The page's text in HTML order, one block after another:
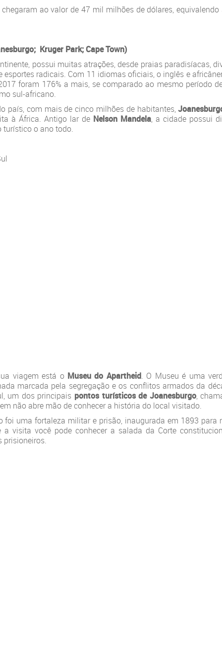
ao valor de 47 mil milhões de dólares, equivalendo
Kruger Park; Cape Town)
possui muitas atrações, desde praias paradisíacas,
radicais. Com 11 idiomas oficiais, o inglês e
foram 176% a mais, se comparado ao mesmo período
sul-africano.
país, com mais de cinco milhões de habitantes,
à África. Antigo lar de Nelson Mandela, a cidade possui
turístico o ano todo.
viagem está o Museu do Apartheid. O Museu é uma
marcada pela segregação e os conflitos armados da
um dos principais pontos turísticos de Joanesburgo,
não abre mão de conhecer a história do local visitado.
uma fortaleza militar e prisão, inaugurada em 1893 para
a visita você pode conhecer a salada da Corte
prisioneiros.